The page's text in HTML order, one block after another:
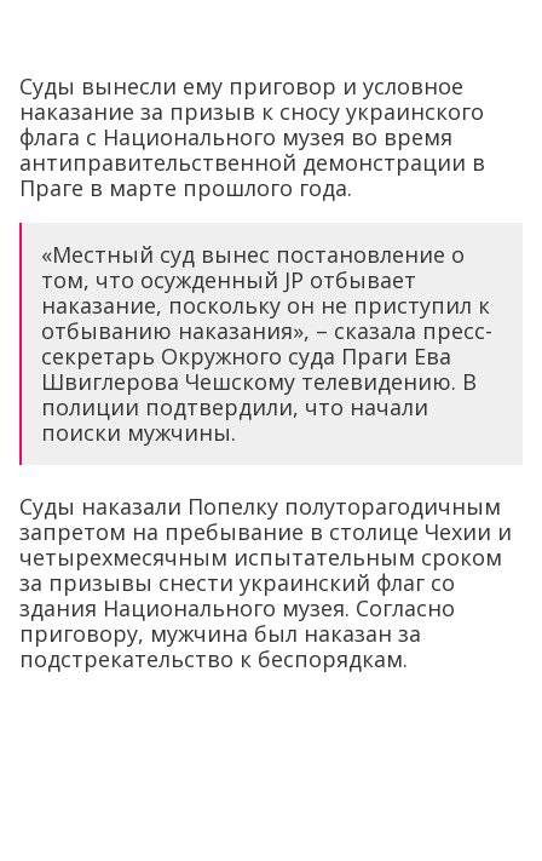
Суды вынесли ему приговор и условное
наказание за призыв к сносу украинского
флага с Национального музея во время
антиправительственной демонстрации в
Праге в марте прошлого года.
«Местный суд вынес постановление о
том, что осужденный JP отбывает
наказание, поскольку он не приступил к
отбыванию наказания», – сказала пресс-
секретарь Окружного суда Праги Ева
Швиглерова Чешскому телевидению. В
полиции подтвердили, что начали
поиски мужчины.
Суды наказали Попелку полуторагодичным
запретом на пребывание в столице Чехии и
четырехмесячным испытательным сроком
за призывы снести украинский флаг со
здания Национального музея. Согласно
приговору, мужчина был наказан за
подстрекательство к беспорядкам.